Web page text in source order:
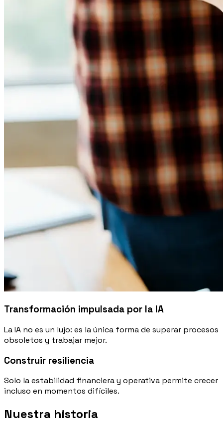
Transformación impulsada por la IA
La IA no es un lujo: es la única forma de superar procesos
obsoletos y trabajar mejor.
Construir resiliencia
Solo la estabilidad financiera y operativa permite crecer
incluso en momentos difíciles.
Nuestra historia